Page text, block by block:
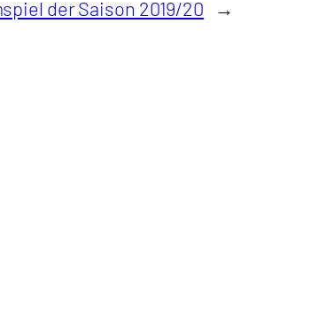
der Saison 2019/20 →